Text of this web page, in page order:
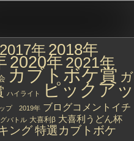
2017年 2018年
2020年 2021年
カブトボケ賞 ガ
ハイライト ピックアッ
プ 2019年 ブログコメントイチ
バトル 大喜利β 大喜利うどん杯
ング特選カブトボケ